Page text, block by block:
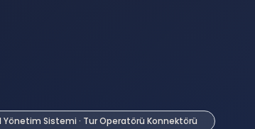
Yönetim Sistemi · Tur Operatörü Konnektörü